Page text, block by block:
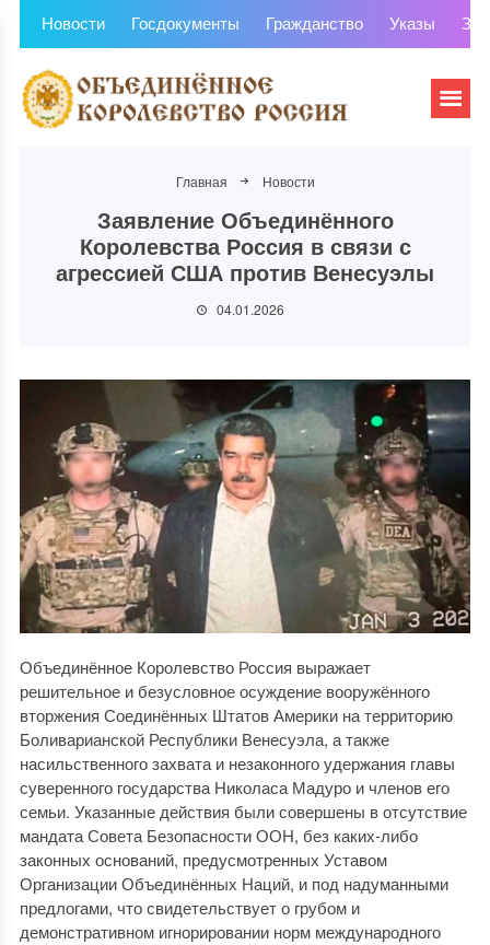
Новости Госдокументы Гражданство Указы
Главная Новости
Заявление Объединённого
Королевства Россия в связи с
агрессией США против Венесуэлы
04.01.2026
Объединённое Королевство Россия выражает
решительное и безусловное осуждение вооружённого
вторжения Соединённых Штатов Америки на территорию
Боливарианской Республики Венесуэла, а также
насильственного захвата и незаконного удержания главы
суверенного государства Николаса Мадуро и членов его
семьи. Указанные действия были совершены в отсутствие
мандата Совета Безопасности ООН, без каких-либо
законных оснований, предусмотренных Уставом
Организации Объединённых Наций, и под надуманными
предлогами, что свидетельствует о грубом и
демонстративном игнорировании норм международного